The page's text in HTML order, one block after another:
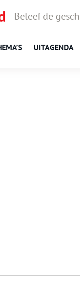
Beleef de
UITAGENDA